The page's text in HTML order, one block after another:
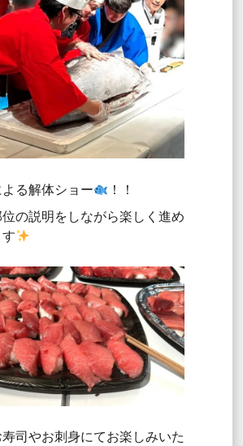
る解体ショー
！！
の説明をしながら楽しく進め
司やお刺身にてお楽しみいた